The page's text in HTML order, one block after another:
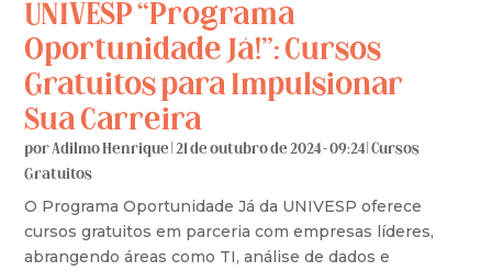
UNIVESP “Programa
Oportunidade Já!”: Cursos
Gratuitos para Impulsionar
Sua Carreira
porAdilmo Henrique|21 de outubro de 2024 - 09:24|Cursos
Gratuitos
O Programa Oportunidade Já da UNIVESP oferece
cursos gratuitos em parceria com empresas líderes,
abrangendo áreas como TI, análise de dados e